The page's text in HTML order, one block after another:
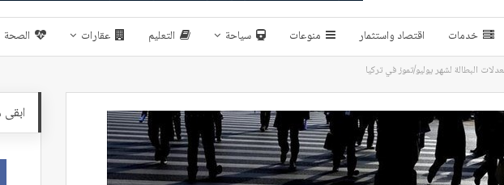
خدمات اقتصاد واستثمار منوعات سياحة التعليم عقارات الصحة
البطالة لشهر يوليو/تموز في تركيا
ابقى